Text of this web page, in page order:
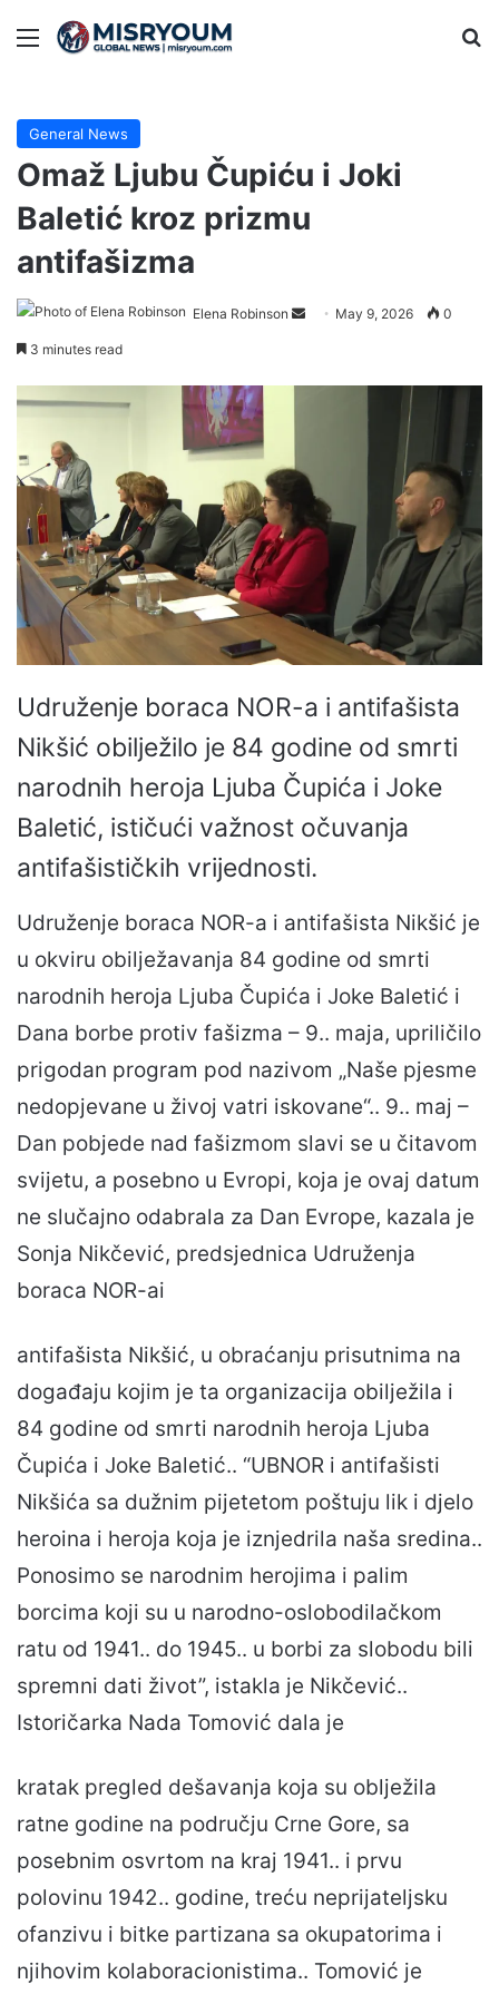
Menu
General News
Omaž Ljubu Čupiću i Joki
Baletić kroz prizmu
antifašizma
Elena Robinson
Send May 9, 2026 0
3 minutes read
Udruženje boraca NOR-a i antifašista
Nikšić obilježilo je 84 godine od smrti
narodnih heroja Ljuba Čupića i Joke
Baletić, ističući važnost očuvanja
antifašističkih vrijednosti.
Udruženje boraca NOR-a i antifašista Nikšić je
u okviru obilježavanja 84 godine od smrti
narodnih heroja Ljuba Čupića i Joke Baletić i
Dana borbe protiv fašizma – 9.. maja, upriličilo
prigodan program pod nazivom „Naše pjesme
nedopjevane u živoj vatri iskovane“.. 9.. maj –
Dan pobjede nad fašizmom slavi se u čitavom
svijetu, a posebno u Evropi, koja je ovaj datum
ne slučajno odabrala za Dan Evrope, kazala je
Sonja Nikčević, predsjednica Udruženja
boraca NOR-ai
antifašista Nikšić, u obraćanju prisutnima na
događaju kojim je ta organizacija obilježila i
84 godine od smrti narodnih heroja Ljuba
Čupića i Joke Baletić.. “UBNOR i antifašisti
Nikšića sa dužnim pijetetom poštuju lik i djelo
heroina i heroja koja je iznjedrila naša sredina..
Ponosimo se narodnim herojima i palim
borcima koji su u narodno-oslobodilačkom
ratu od 1941.. do 1945.. u borbi za slobodu bili
spremni dati život”, istakla je Nikčević..
Istoričarka Nada Tomović dala je
kratak pregled dešavanja koja su oblježila
ratne godine na području Crne Gore, sa
posebnim osvrtom na kraj 1941.. i prvu
polovinu 1942.. godine, treću neprijateljsku
ofanzivu i bitke partizana sa okupatorima i
njihovim kolaboracionistima.. Tomović je